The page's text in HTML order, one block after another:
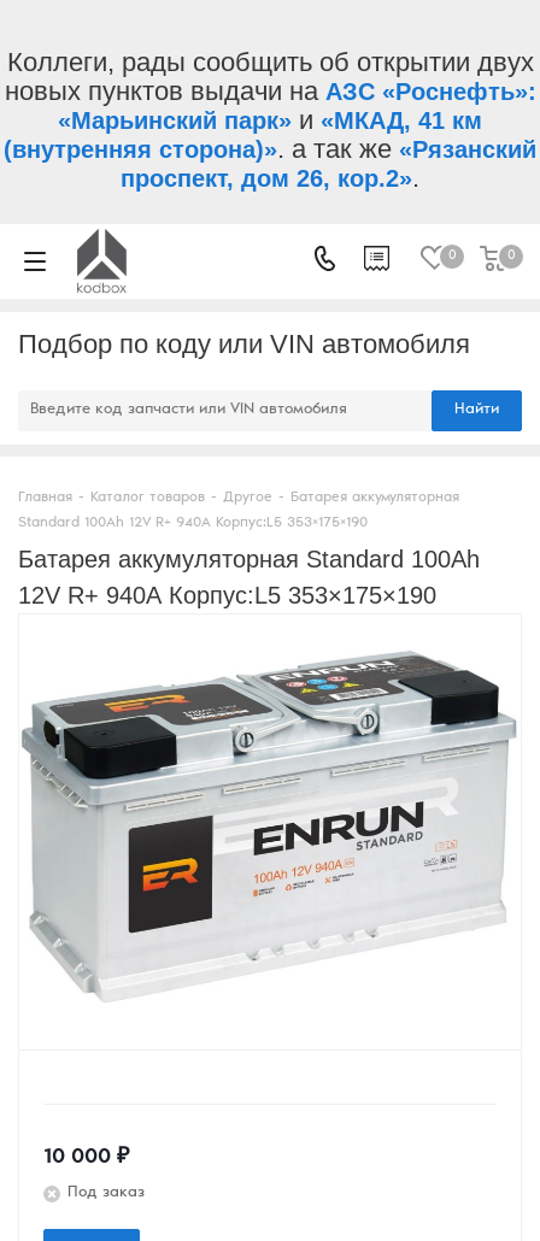
Коллеги, рады сообщить об открытии двух
новых пунктов выдачи на АЗС «Роснефть»:
«Марьинский парк» и «МКАД, 41 км
(внутренняя сторона)». а так же «Рязанский
проспект, дом 26, кор.2».
0 0
Подбор по коду или VIN автомобиля
Найти
Главная - Каталог товаров - Другое -
Батарея аккумуляторная
Standard 100Ah 12V R+ 940А Корпус:L5 353×175×190
Батарея аккумуляторная Standard 100Ah
12V R+ 940А Корпус:L5 353×175×190
10 000 ₽
Под заказ